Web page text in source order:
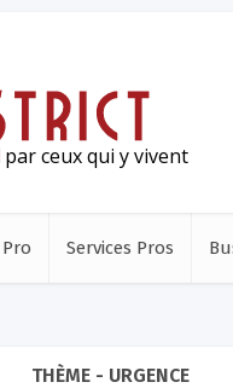
par ceux qui y vivent
Services Pros
THÈME - URGENCE